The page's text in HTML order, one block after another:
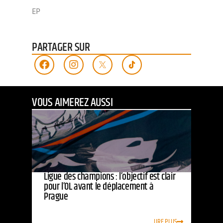
EP
PARTAGER SUR
VOUS AIMEREZ AUSSI
Ligue des champions : l’objectif est clair
pour l’OL avant le déplacement à
Prague